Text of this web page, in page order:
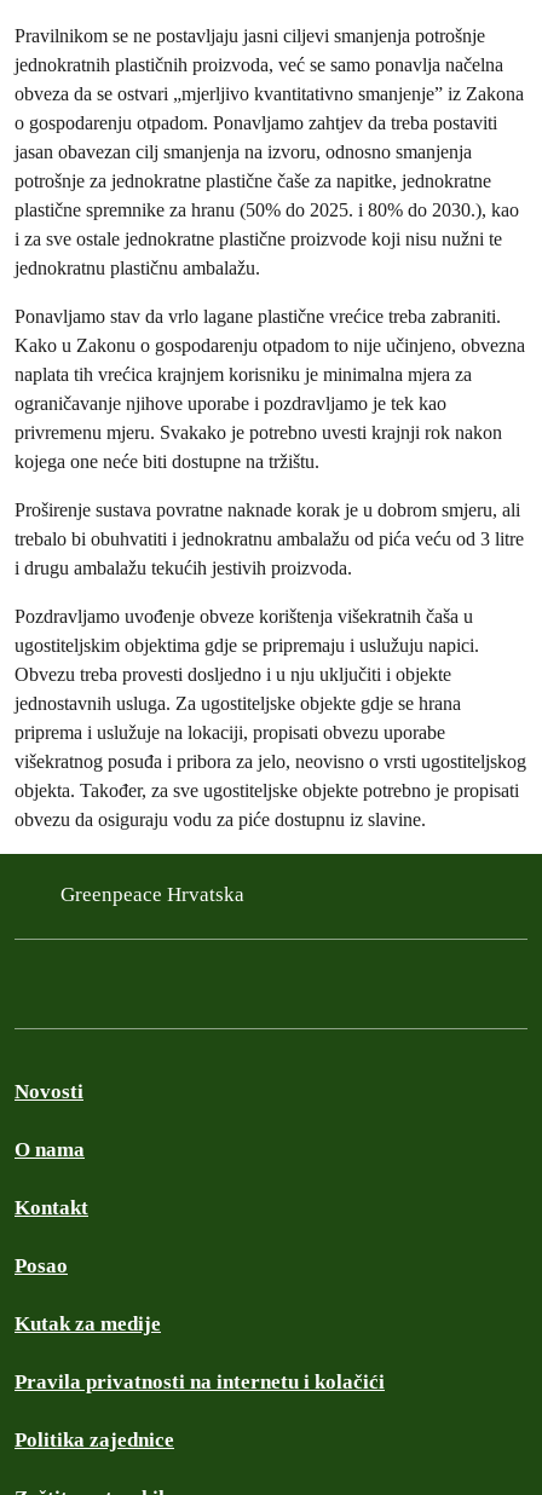
Pravilnikom se ne postavljaju jasni ciljevi smanjenja potrošnje
jednokratnih plastičnih proizvoda, već se samo ponavlja načelna
obveza da se ostvari „mjerljivo kvantitativno smanjenje” iz Zakona
o gospodarenju otpadom. Ponavljamo zahtjev da treba postaviti
jasan obavezan cilj smanjenja na izvoru, odnosno smanjenja
potrošnje za jednokratne plastične čaše za napitke, jednokratne
plastične spremnike za hranu (50% do 2025. i 80% do 2030.), kao
i za sve ostale jednokratne plastične proizvode koji nisu nužni te
jednokratnu plastičnu ambalažu.
Ponavljamo stav da vrlo lagane plastične vrećice treba zabraniti.
Kako u Zakonu o gospodarenju otpadom to nije učinjeno, obvezna
naplata tih vrećica krajnjem korisniku je minimalna mjera za
ograničavanje njihove uporabe i pozdravljamo je tek kao
privremenu mjeru. Svakako je potrebno uvesti krajnji rok nakon
kojega one neće biti dostupne na tržištu.
Proširenje sustava povratne naknade korak je u dobrom smjeru, ali
trebalo bi obuhvatiti i jednokratnu ambalažu od pića veću od 3 litre
i drugu ambalažu tekućih jestivih proizvoda.
Pozdravljamo uvođenje obveze korištenja višekratnih čaša u
ugostiteljskim objektima gdje se pripremaju i uslužuju napici.
Obvezu treba provesti dosljedno i u nju uključiti i objekte
jednostavnih usluga. Za ugostiteljske objekte gdje se hrana
priprema i uslužuje na lokaciji, propisati obvezu uporabe
višekratnog posuđa i pribora za jelo, neovisno o vrsti ugostiteljskog
objekta. Također, za sve ugostiteljske objekte potrebno je propisati
obvezu da osiguraju vodu za piće dostupnu iz slavine.
Greenpeace Hrvatska
Novosti
O nama
Kontakt
Posao
Kutak za medije
Pravila privatnosti na internetu i kolačići
Politika zajednice